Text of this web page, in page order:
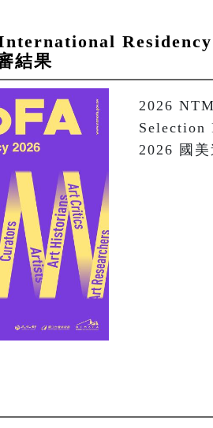
結果
2026
Selection
2026 國